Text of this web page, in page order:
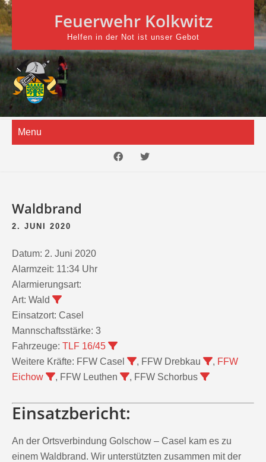
Skip
to
content
Feuerwehr Kolkwitz
Helfen in der Not ist unser Gebot
Menu
Waldbrand
2. JUNI 2020
Datum: 2. Juni 2020
Alarmzeit: 11:34 Uhr
Alarmierungsart:
Art: Wald
Einsatzort: Casel
Mannschaftsstärke: 3
Fahrzeuge: TLF 16/45
Weitere Kräfte: FFW Casel , FFW Drebkau , FFW
Eichow
, FFW Leuthen , FFW Schorbus
Einsatzbericht:
An der Ortsverbindung Golschow – Casel kam es zu
einem Waldbrand. Wir unterstützten zusammen mit der